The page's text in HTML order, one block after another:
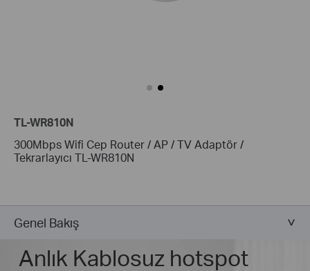
TL-WR810N
300Mbps Wifi Cep Router / AP / TV Adaptör /
Tekrarlayıcı TL-WR810N
Genel Bakış
Anlık Kablosuz hotspot